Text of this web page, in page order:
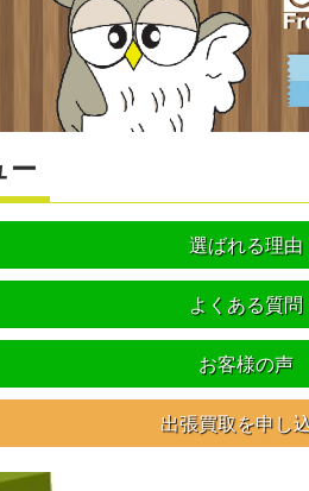
ー
選ばれる理由
よくある質問
お客様の声
出張買取を申し